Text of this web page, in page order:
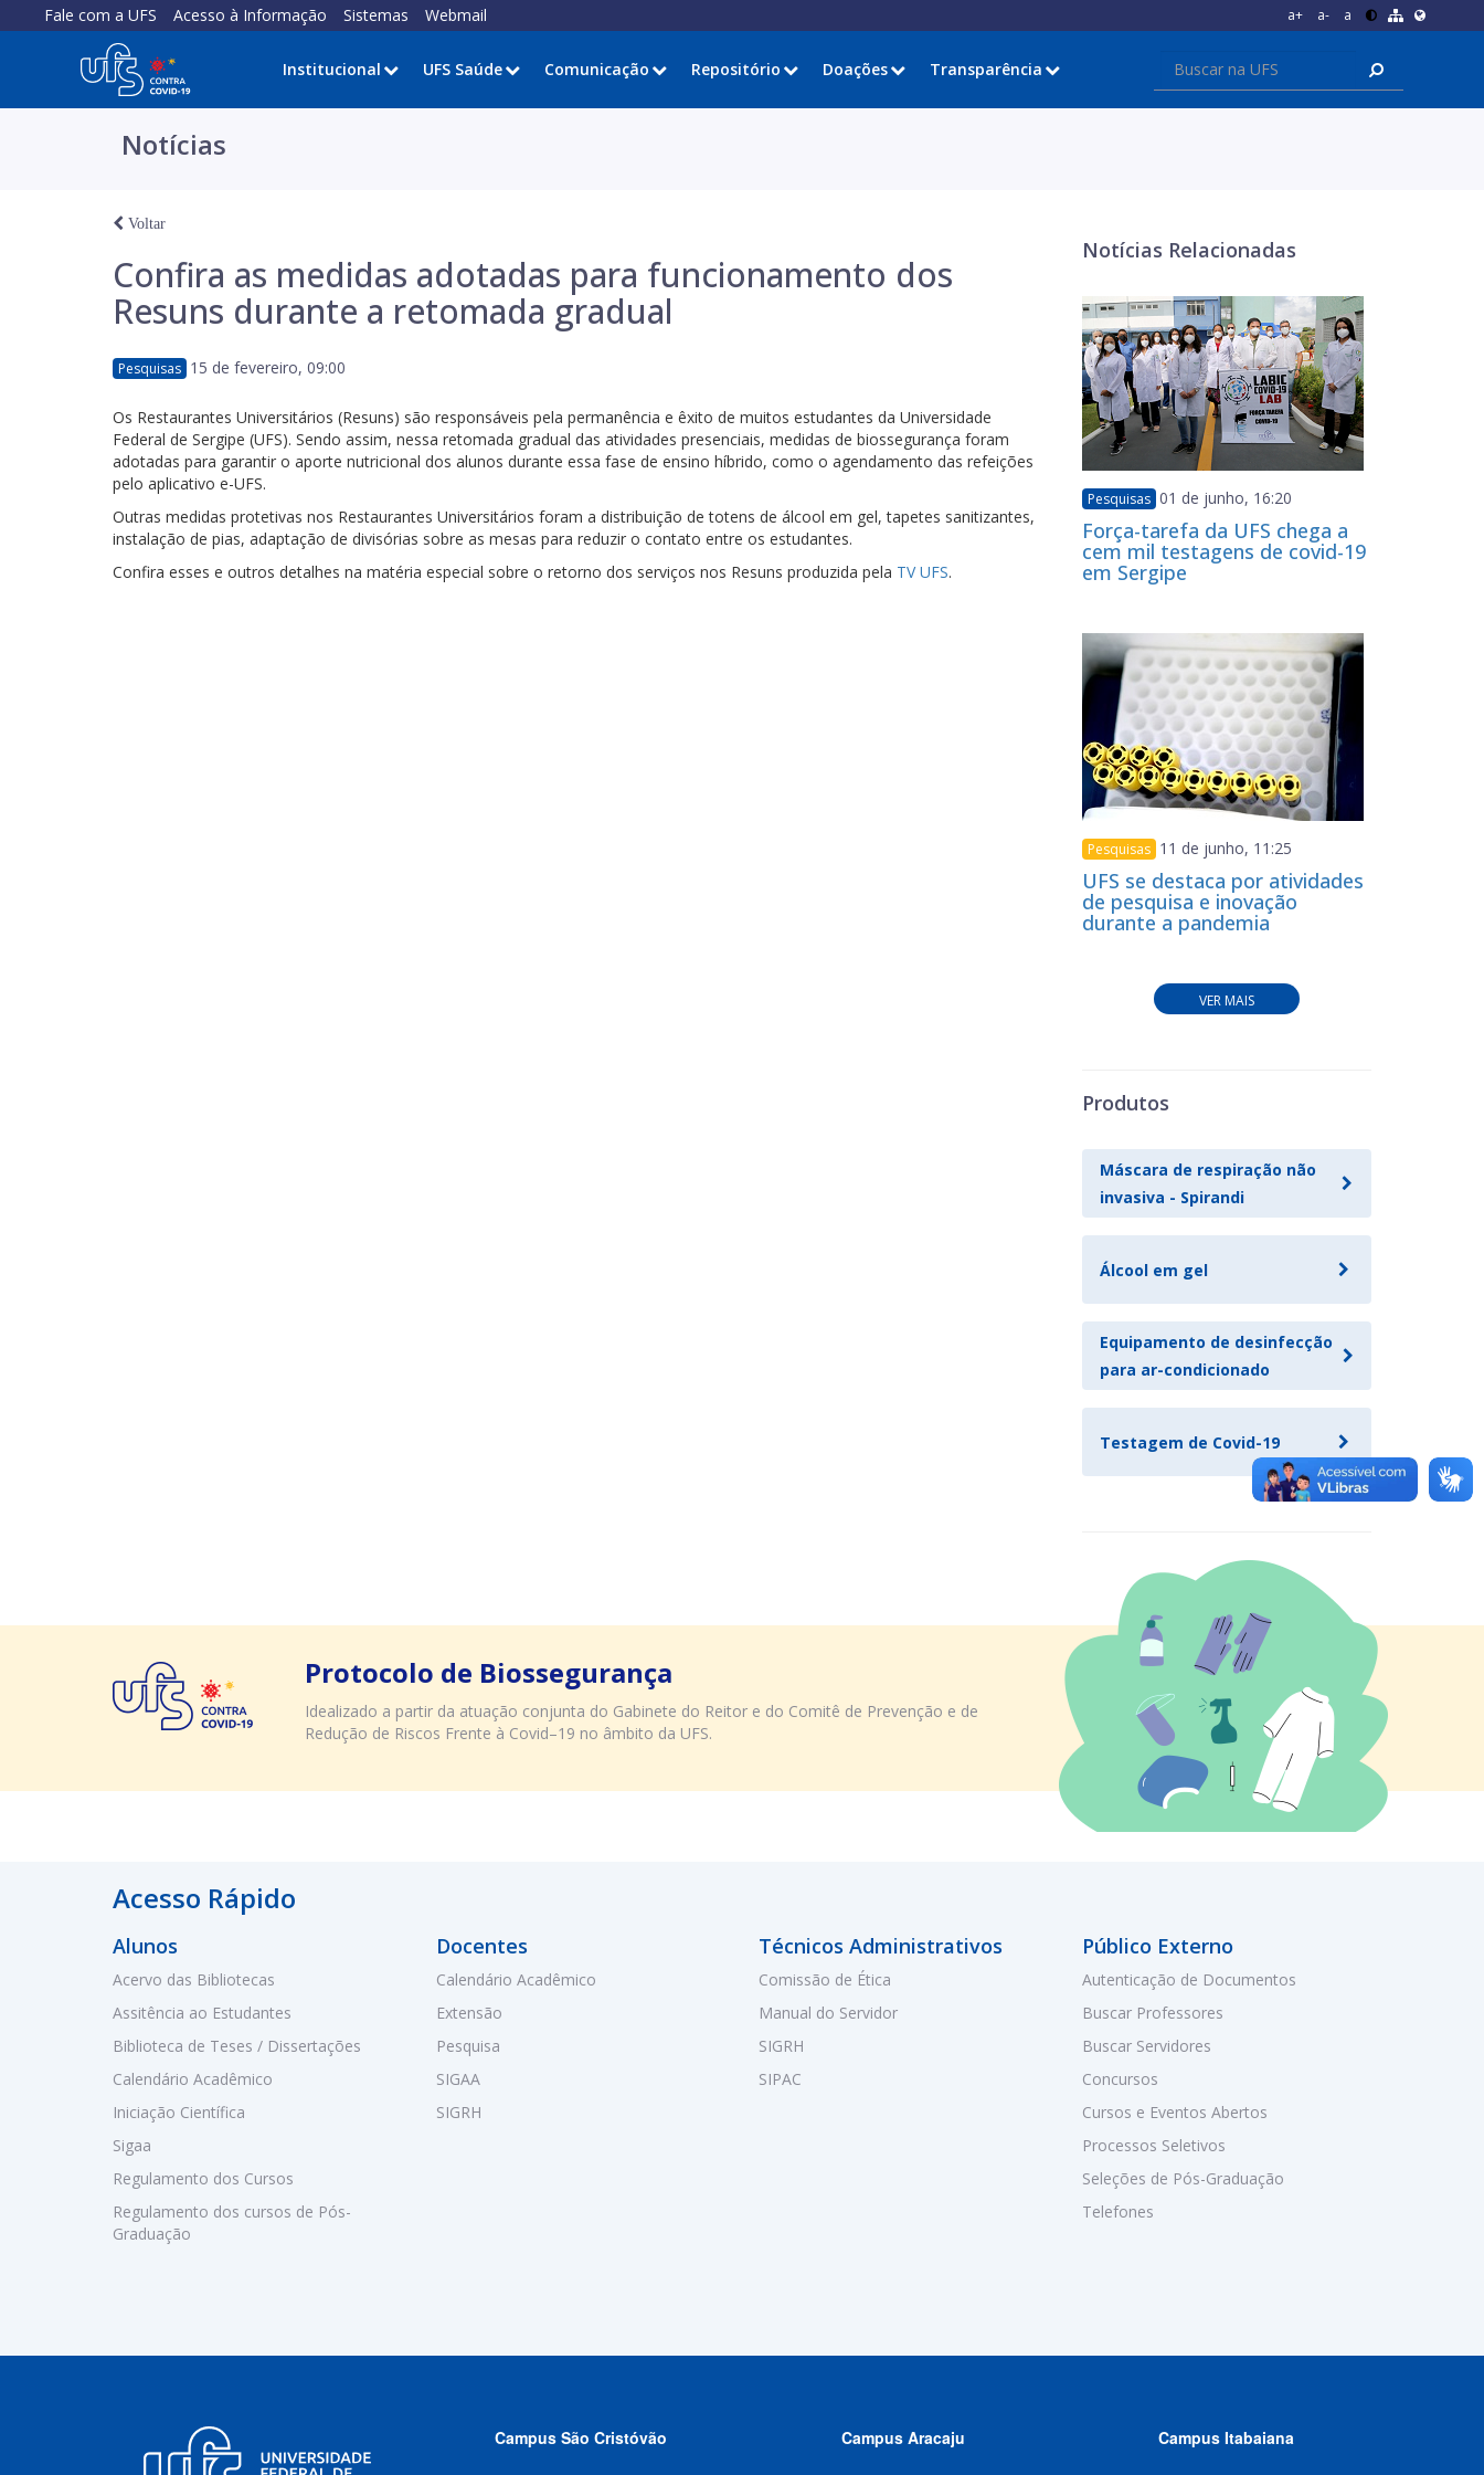
Fale com a UFS Acesso à Informação Sistemas Webmail a+ a- a
Institucional UFS Saúde Comunicação Repositório Doações Transparência
Notícias
Voltar
Confira as medidas adotadas para funcionamento dos
Resuns durante a retomada gradual
Pesquisas 15 de fevereiro, 09:00
Os Restaurantes Universitários (Resuns) são responsáveis pela permanência e êxito de muitos estudantes da Universidade
Federal de Sergipe (UFS). Sendo assim, nessa retomada gradual das atividades presenciais, medidas de biossegurança foram
adotadas para garantir o aporte nutricional dos alunos durante essa fase de ensino híbrido, como o agendamento das refeições
pelo aplicativo e-UFS.
Outras medidas protetivas nos Restaurantes Universitários foram a distribuição de totens de álcool em gel, tapetes sanitizantes,
instalação de pias, adaptação de divisórias sobre as mesas para reduzir o contato entre os estudantes.
Confira esses e outros detalhes na matéria especial sobre o retorno dos serviços nos Resuns produzida pela TV UFS.
Notícias Relacionadas
Pesquisas 01 de junho, 16:20
Força-tarefa da UFS chega a
cem mil testagens de covid-19
em Sergipe
Pesquisas 11 de junho, 11:25
UFS se destaca por atividades
de pesquisa e inovação
durante a pandemia
VER MAIS
Produtos
Máscara de respiração não
invasiva - Spirandi
Álcool em gel
Equipamento de desinfecção
para ar-condicionado
Testagem de Covid-19
Protocolo de Biossegurança
Idealizado a partir da atuação conjunta do Gabinete do Reitor e do Comitê de Prevenção e de
Redução de Riscos Frente à Covid–19 no âmbito da UFS.
Acesso Rápido
Alunos
Acervo das Bibliotecas
Assitência ao Estudantes
Biblioteca de Teses / Dissertações
Calendário Acadêmico
Iniciação Científica
Sigaa
Regulamento dos Cursos
Regulamento dos cursos de Pós-
Graduação
Docentes
Calendário Acadêmico
Extensão
Pesquisa
SIGAA
SIGRH
Técnicos Administrativos
Comissão de Ética
Manual do Servidor
SIGRH
SIPAC
Público Externo
Autenticação de Documentos
Buscar Professores
Buscar Servidores
Concursos
Cursos e Eventos Abertos
Processos Seletivos
Seleções de Pós-Graduação
Telefones
Campus São Cristóvão Campus Aracaju Campus Itabaiana